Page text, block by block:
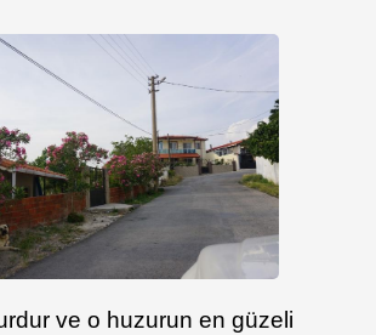
ve o huzurun en güzeli